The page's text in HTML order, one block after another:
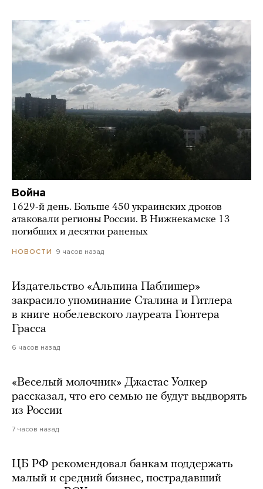
Война
1629-й день. Больше 450 украинских дронов
атаковали регионы России. В Нижнекамске 13
погибших и десятки раненых
НОВОСТИ 9 часов назад
Издательство «Альпина Паблишер»
закрасило упоминание Сталина и Гитлера
в книге нобелевского лауреата Гюнтера
Грасса
6 часов назад
«Веселый молочник» Джастас Уолкер
рассказал, что его семью не будут выдворять
из России
7 часов назад
ЦБ РФ рекомендовал банкам поддержать
малый и средний бизнес, пострадавший